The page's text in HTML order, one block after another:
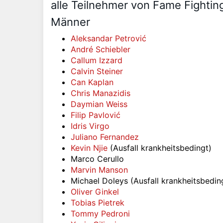
alle Teilnehmer von Fame
Männer
Aleksandar Petrović
André Schiebler
Callum Izzard
Calvin Steiner
Can Kaplan
Chris Manazidis
Daymian Weiss
Filip Pavlović
Idris Virgo
Juliano Fernandez
Kevin Njie (Ausfall krankheitsbedingt)
Marco Cerullo
Marvin Manson
Michael Doleys (Ausfall
Oliver Ginkel
Tobias Pietrek
Tommy Pedroni